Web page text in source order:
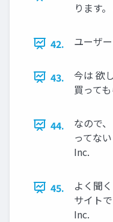
ります
42. ユーザ
43.
今は 欲
買って
44.
なので
ってな
Inc.
45.
よく聞
サイト
Inc.